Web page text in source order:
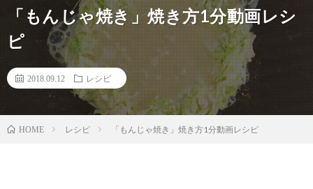
「もんじゃ焼き」焼き方1分動画レシ
ピ
2018.09.12 レシピ
HOME レシピ 「もんじゃ焼き」焼き方1分動画レシピ